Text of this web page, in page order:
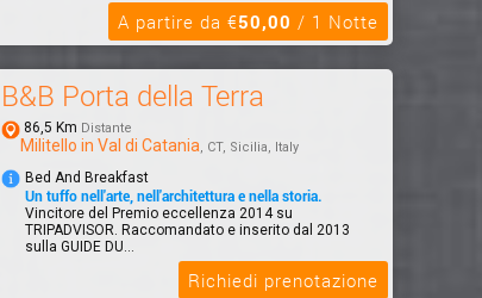
A partire da €50,00 / 1 Notte
B&B Porta della Terra
86,5 Km Distante
Militello in Val di Catania, CT, Sicilia, Italy
Bed And Breakfast
Un tuffo nell'arte, nell'architettura e nella storia.
Vincitore del Premio eccellenza 2014 su
TRIPADVISOR. Raccomandato e inserito dal 2013
sulla GUIDE DU...
Richiedi prenotazione